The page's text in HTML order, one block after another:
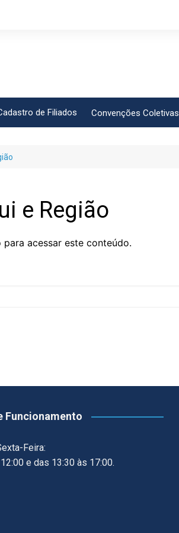
de Filiados Convenções Coletivas
CCT – Bauru
Intersindical
e Região
acessar este conteúdo.
Funcionamento
Feira:
e das 13:30 às 17:00.